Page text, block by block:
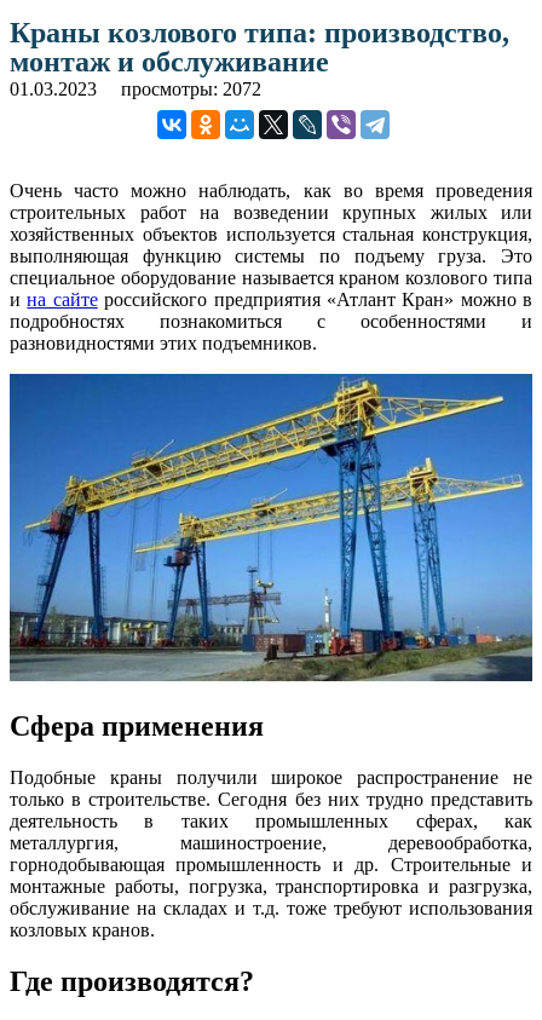
Краны козлового типа: производство,
монтаж и обслуживание
01.03.2023 просмотры: 2072
Очень часто можно наблюдать, как во время проведения
строительных работ на возведении крупных жилых или
хозяйственных объектов используется стальная конструкция,
выполняющая функцию системы по подъему груза. Это
специальное оборудование называется краном козлового типа
ина сайтероссийского предприятия «Атлант Кран» можно в
подробностях познакомиться с особенностями и
разновидностями этих подъемников.
Сфера применения
Подобные краны получили широкое распространение не
только в строительстве. Сегодня без них трудно представить
деятельность в таких промышленных сферах, как
металлургия, машиностроение, деревообработка,
горнодобывающая промышленность и др. Строительные и
монтажные работы, погрузка, транспортировка и разгрузка,
обслуживание на складах и т.д. тоже требуют использования
козловых кранов.
Где производятся?